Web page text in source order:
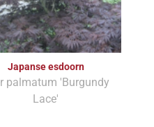
Japanse esdoorn
palmatum 'Burgundy
Lace'